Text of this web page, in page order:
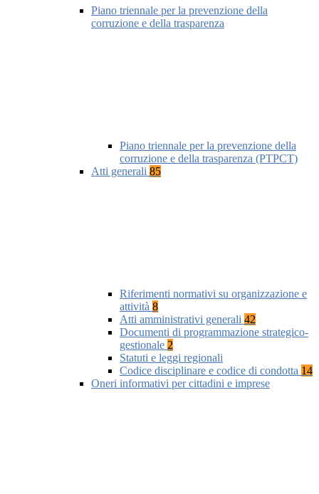
Piano triennale per la prevenzione della
corruzione e della trasparenza
Piano triennale per la prevenzione della
corruzione e della trasparenza (PTPCT)
Atti generali 85
Riferimenti normativi su organizzazione e
attività 8
Atti amministrativi generali 42
Documenti di programmazione strategico-
gestionale 2
Statuti e leggi regionali
Codice disciplinare e codice di condotta 14
Oneri informativi per cittadini e imprese